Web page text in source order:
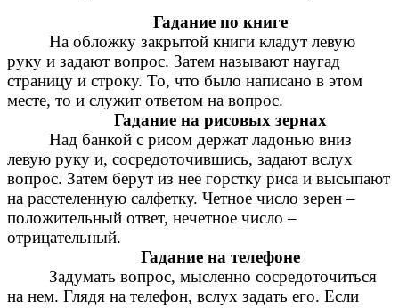
Гадание по книге
На обложку закрытой книги кладут левую
руку и задают вопрос. Затем называют наугад
страницу и строку. То, что было написано в этом
месте, то и служит ответом на вопрос.
Гадание на рисовых зернах
Над банкой с рисом держат ладонью вниз
левую руку и, сосредоточившись, задают вслух
вопрос. Затем берут из нее горстку риса и высыпают
на расстеленную салфетку. Четное число зерен –
положительный ответ, нечетное число –
отрицательный.
Гадание на телефоне
Задумать вопрос, мысленно сосредоточиться
на нем. Глядя на телефон, вслух задать его. Если